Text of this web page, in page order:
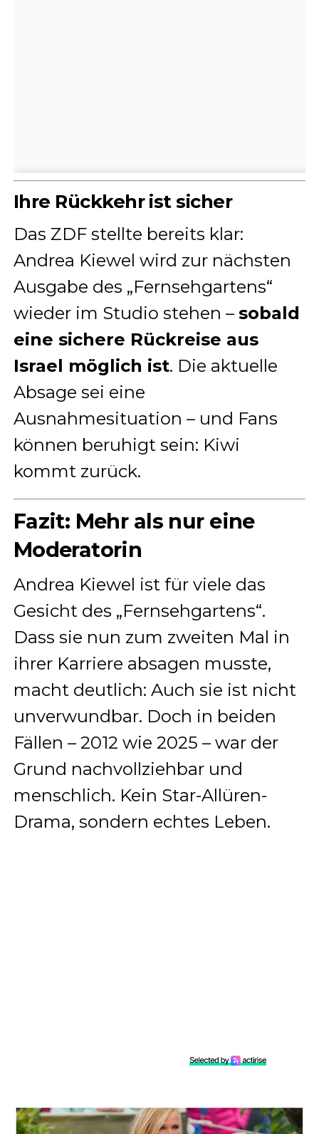
Ihre Rückkehr ist sicher
Das ZDF stellte bereits klar:
Andrea Kiewel wird zur nächsten
Ausgabe des „Fernsehgartens“
wieder im Studio stehen – sobald
eine sichere Rückreise aus
Israel möglich ist. Die aktuelle
Absage sei eine
Ausnahmesituation – und Fans
können beruhigt sein: Kiwi
kommt zurück.
Fazit: Mehr als nur eine
Moderatorin
Andrea Kiewel ist für viele das
Gesicht des „Fernsehgartens“.
Dass sie nun zum zweiten Mal in
ihrer Karriere absagen musste,
macht deutlich: Auch sie ist nicht
unverwundbar. Doch in beiden
Fällen – 2012 wie 2025 – war der
Grund nachvollziehbar und
menschlich. Kein Star-Allüren-
Drama, sondern echtes Leben.